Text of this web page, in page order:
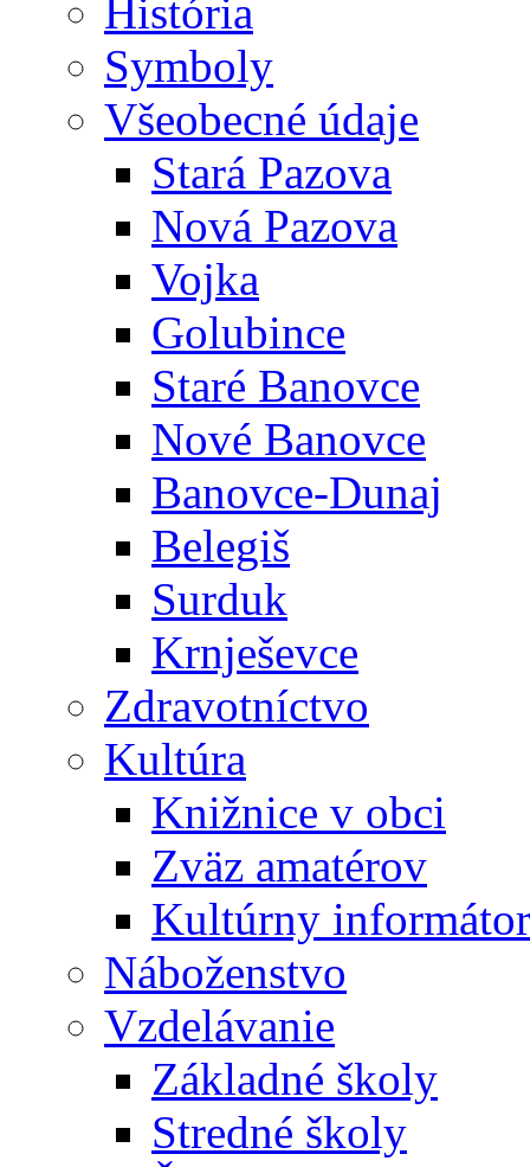
História
Symboly
Všeobecné údaje
Stará Pazova
Nová Pazova
Vojka
Golubince
Staré Banovce
Nové Banovce
Banovce-Dunaj
Belegiš
Surduk
Krnješevce
Zdravotníctvo
Kultúra
Knižnice v obci
Zväz amatérov
Kultúrny informátor
Náboženstvo
Vzdelávanie
Základné školy
Stredné školy